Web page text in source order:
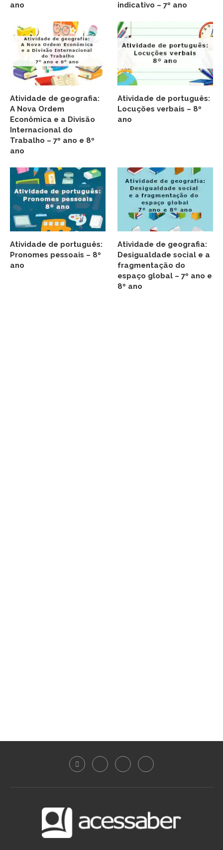
ano
indicativo – 7º ano
Atividade de geografia:
A Nova Ordem
Econômica e a Divisão
Internacional do
Trabalho – 7º ano e 8º
ano
Atividade de português:
Locuções verbais – 8º
ano
Atividade de português:
Pronomes pessoais – 8º
ano
Atividade de geografia:
Desigualdade social e a
fragmentação do
espaço global – 7º ano e
8º ano